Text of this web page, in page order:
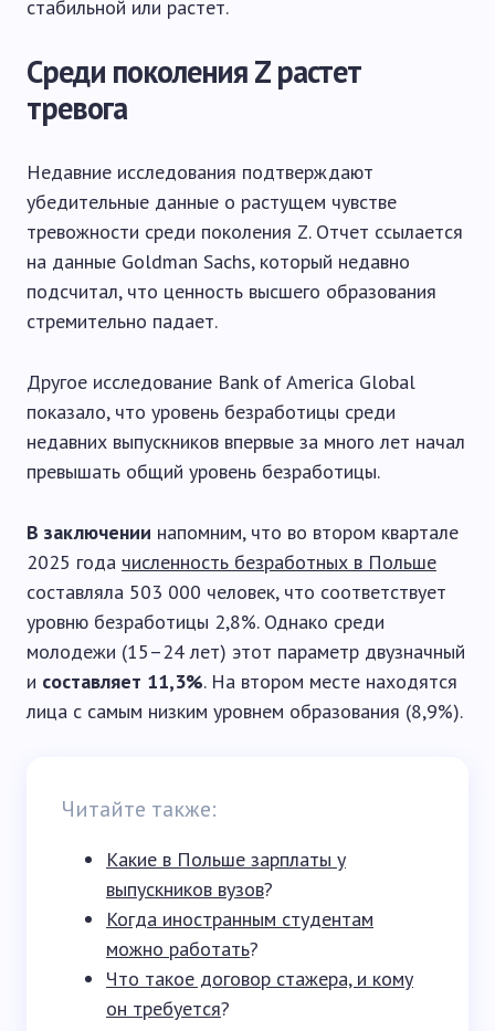
стабильной или растет.
Среди поколения Z растет
тревога
Недавние исследования подтверждают
убедительные данные о растущем чувстве
тревожности среди поколения Z. Отчет ссылается
на данные Goldman Sachs, который недавно
подсчитал, что ценность высшего образования
стремительно падает.
Другое исследование Bank of America Global
показало, что уровень безработицы среди
недавних выпускников впервые за много лет начал
превышать общий уровень безработицы.
В заключении напомним, что во втором квартале
2025 года численность безработных в Польше
составляла 503 000 человек, что соответствует
уровню безработицы 2,8%. Однако среди
молодежи (15–24 лет) этот параметр двузначный
и составляет 11,3%. На втором месте находятся
лица с самым низким уровнем образования (8,9%).
Читайте также:
Какие в Польше зарплаты у
выпускников вузов?
Когда иностранным студентам
можно работать?
Что такое договор стажера, и кому
он требуется?